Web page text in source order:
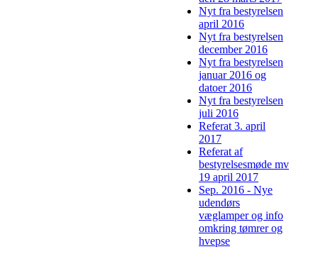
Nyt fra bestyrelsen
april 2016
Nyt fra bestyrelsen
december 2016
Nyt fra bestyrelsen
januar 2016 og
datoer 2016
Nyt fra bestyrelsen
juli 2016
Referat 3. april
2017
Referat af
bestyrelsesmøde mv
19 april 2017
Sep. 2016 - Nye
udendørs
væglamper og info
omkring tømrer og
hvepse